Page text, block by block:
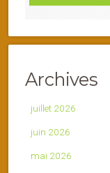
Archives
juillet 2026
juin 2026
mai 2026